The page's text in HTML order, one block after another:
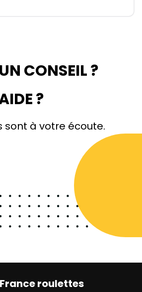
CONSEIL ?
?
sont à votre écoute.
France roulettes